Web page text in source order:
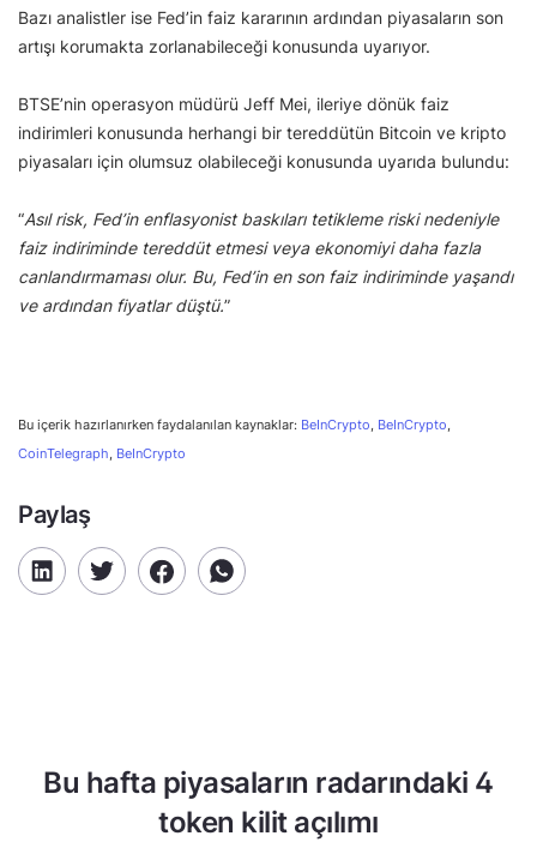
Bazı analistler ise Fed’in faiz kararının ardından piyasaların son
artışı korumakta zorlanabileceği konusunda uyarıyor.
BTSE’nin operasyon müdürü Jeff Mei, ileriye dönük faiz
indirimleri konusunda herhangi bir tereddütün Bitcoin ve kripto
piyasaları için olumsuz olabileceği konusunda uyarıda bulundu:
“Asıl risk, Fed’in enflasyonist baskıları tetikleme riski nedeniyle
faiz indiriminde tereddüt etmesi veya ekonomiyi daha fazla
canlandırmaması olur. Bu, Fed’in en son faiz indiriminde yaşandı
ve ardından fiyatlar düştü.”
Bu içerik hazırlanırken faydalanılan kaynaklar: BeInCrypto, BeInCrypto,
CoinTelegraph, BeInCrypto
Paylaş
Bu hafta piyasaların radarındaki 4
token kilit açılımı